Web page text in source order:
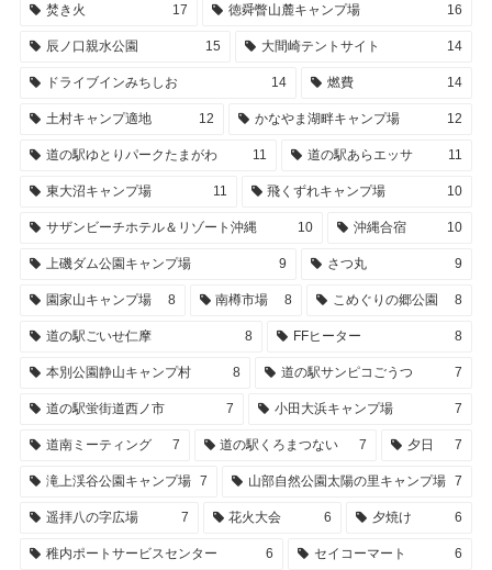
焚き火 17 徳舜瞥山麓キャンプ場 16
辰ノ口親水公園 15 大間崎テントサイト 14
ドライブインみちしお 14 燃費 14
土村キャンプ適地 12 かなやま湖畔キャンプ場 12
道の駅ゆとりパークたまがわ 11 道の駅あらエッサ 11
東大沼キャンプ場 11 飛くずれキャンプ場 10
サザンビーチホテル＆リゾート沖縄 10 沖縄合宿 10
上磯ダム公園キャンプ場 9 さつ丸 9
園家山キャンプ場 8 南樽市場 8 こめぐりの郷公園 8
道の駅ごいせ仁摩 8 FFヒーター 8
本別公園静山キャンプ村 8 道の駅サンピコごうつ 7
道の駅蛍街道西ノ市 7 小田大浜キャンプ場 7
道南ミーティング 7 道の駅くろまつない 7 夕日 7
滝上渓谷公園キャンプ場 7 山部自然公園太陽の里キャンプ場 7
遥拝八の字広場 7 花火大会 6 夕焼け 6
稚内ポートサービスセンター 6 セイコーマート 6